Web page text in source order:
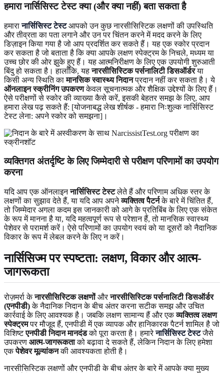
हमारा नार्सिसिस्ट टेस्ट क्या (और क्या नहीं) बता सकता है
हमारानार्सिसिस्ट टेस्टआपको उन कुछ नारसीसिस्टिक लक्षणों की उपस्थिति
और तीव्रता का पता लगाने और उन पर चिंतन करने में मदद करने के लिए
डिज़ाइन किया गया है जो आप प्रदर्शित कर सकते हैं। यह एक स्कोर प्रदान
कर सकता है जो बताता है कि क्या आपके लक्षण स्पेक्ट्रम के निचले, मध्यम या
उच्च छोर की ओर झुके हुए हैं। यह आत्मनिरीक्षण के लिए एक उपयोगी शुरुआती
बिंदु हो सकता है। हालाँकि, यहनारसीसिस्टिक पर्सनालिटी डिसऑर्डरया
किसी अन्य स्थिति कामानसिक स्वास्थ्य निदानप्रदान नहीं कर सकता है। ये
ऑनलाइन स्क्रीनिंग उपकरणकेवल सूचनात्मक और शैक्षिक उद्देश्यों के लिए हैं।
ऐसे परीक्षणों से स्कोर की व्याख्या कैसे करें, इसकी बेहतर समझ के लिए, आप
हमारा लेख पढ़ सकते हैं: [योजनाबद्ध लेख शीर्षक - हमारा निःशुल्क नार्सिसिस्ट
टेस्ट लेना: अपने स्कोर को समझना]।
व्यक्तिगत अंतर्दृष्टि के लिए जिम्मेदारी से परीक्षण परिणामों का उपयोग
करना
यदि आप एक ऑनलाइननार्सिसिस्ट टेस्टलेते हैं और परिणाम अधिक स्तर के
लक्षणों का सुझाव देते हैं, या यदि आप अपनेव्यक्तित्व पैटर्नके बारे में चिंतित हैं,
तो जिम्मेदार अगला कदम इस जानकारी को आगे के प्रतिबिंब के लिए एक संकेत
के रूप में मानना ​​है या, यदि महत्वपूर्ण रूप से परेशान हैं, तो मानसिक स्वास्थ्य
पेशेवर से परामर्श करें। ऐसे परिणामों का उपयोग स्वयं को या दूसरों को नैदानिक
विकार के रूप में लेबल करने के लिए न करें।
नार्सिसिज्म पर स्पष्टता: लक्षण, विकार और आत्म-
जागरूकता
रोज़मर्रा केनारसीसिस्टिक लक्षणोंऔरनारसीसिस्टिक पर्सनालिटी डिसऑर्डर
(एनपीडी)के नैदानिक निदान के बीच अंतर करना सटीक समझ और उचित
कार्रवाई के लिए आवश्यक है। जबकि लक्षण सामान्य हैं और एकव्यक्तित्व लक्षण
स्पेक्ट्रमपर मौजूद हैं, एनपीडी में एक व्यापक और हानिकारक पैटर्न शामिल है जो
विशिष्टएनपीडी निदान मानदंडको पूरा करता है। हमारेनार्सिसिस्ट टेस्टजैसे
उपकरण आत्म-जागरूकताको बढ़ावा दे सकते हैं, लेकिन निदान के लिए हमेशा
एकपेशेवर मूल्यांकनकी आवश्यकता होती है।
नारसीसिस्टिक लक्षणों और एनपीडी के बीच अंतर के बारे में आपके क्या मुख्य